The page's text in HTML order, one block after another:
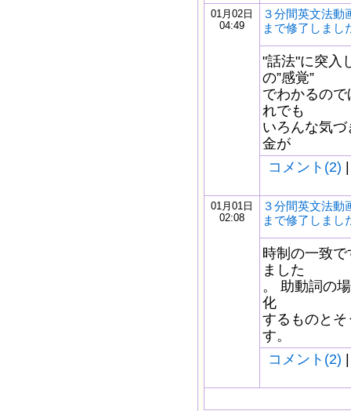
01月02日
04:49
３分間英文法動
まで修了しまし
"話法"に突入
の”感覚”
でわかるの
れでも
いろんな気
金が
コメント(2)
01月01日
02:08
３分間英文法動
まで修了しまし
時制の一致
ました
。 助動詞の
化
するものと
す。
コメント(2)